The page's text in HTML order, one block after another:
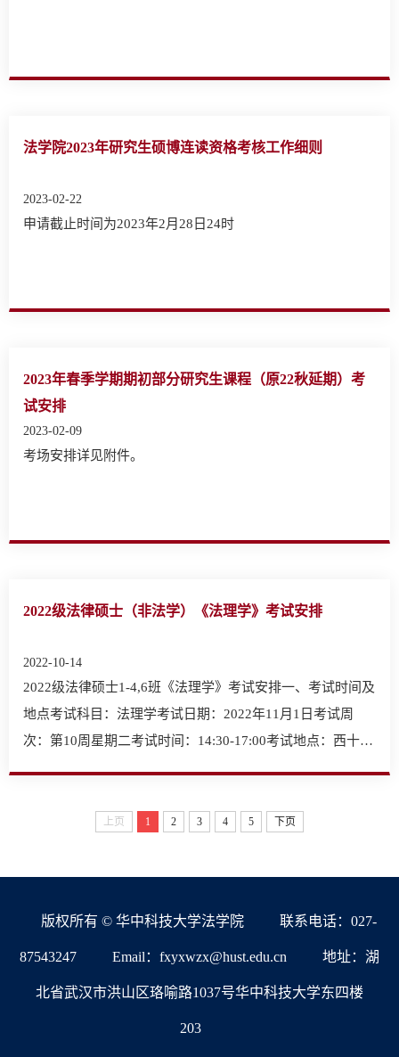
法学院2023年研究生硕博连读资格考核工作细则
2023-02-22
申请截止时间为2023年2月28日24时
2023年春季学期期初部分研究生课程（原22秋延期）考
试安排
2023-02-09
考场安排详见附件。
2022级法律硕士（非法学）《法理学》考试安排
2022-10-14
2022级法律硕士1-4,6班《法理学》考试安排一、考试时间及
地点考试科目：法理学考试日期：2022年11月1日考试周
次：第10周星期二考试时间：14:30-17:00考试地点：西十二
上页 1 2 3 4 5 下页
版权所有 © 华中科技大学法学院 联系电话：027-
87543247 Email：fxyxwzx@hust.edu.cn 地址：湖
北省武汉市洪山区珞喻路1037号华中科技大学东四楼
203